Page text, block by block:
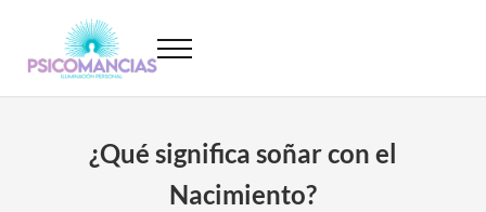
Psicomancias
Menu
¿Qué significa soñar con el
Nacimiento?